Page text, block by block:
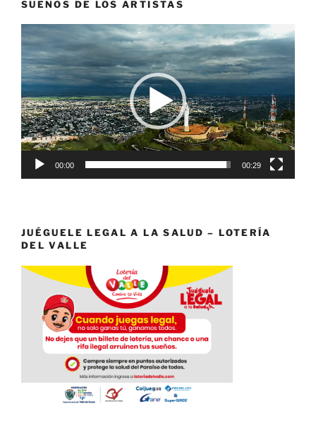
SUEÑOS DE LOS ARTISTAS
Reproductor
de
vídeo
00:00 00:29
JUÉGUELE LEGAL A LA SALUD – LOTERÍA
DEL VALLE